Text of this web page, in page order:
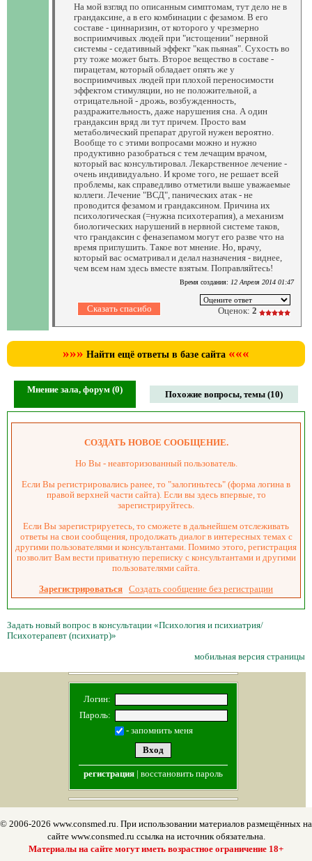
На мой взгляд по описанным симптомам, тут дело не в
грандаксине, а в его комбинации с фезамом. В его
составе - циннаризин, от которого у чрезмерно
восприимчивых людей при "истощении" нервной
системы - седативный эффект "как пьяная". Сухость во
рту тоже может быть. Второе вещество в составе -
пирацетам, который обладает опять же у
восприимчивых людей при плохой переносимости
эффектом стимуляции, но не положительной, а
отрицательной - дрожь, возбужденность,
раздражительность, даже нарушения сна. А один
грандаксин вряд ли тут причем. Просто вам
метаболический препарат другой нужен вероятно.
Вообще то с этими вопросами можно и нужно
продуктивно разобраться с тем лечащим врачом,
который вас консультировал. Лекарственное лечение -
очень индивидуально. И кроме того, не решает всей
проблемы, как справедливо отметили выше уважаемые
коллеги. Лечение "ВСД", панических атак - не
проводится фезамом и грандаксином. Причина их
психологическая (=нужна психотерапия), а механизм
биологических нарушений в нервной системе таков,
что грандаксин с феназепамом могут его разве что на
время приглушить. Такое вот мнение. Но, врачу,
который вас осматривал и делал назначения - виднее,
чем всем нам здесь вместе взятым. Поправляйтесь!
Время создания: 12 Апреля 2014 01:47
Оценок: 2
»»» Найти ещё ответы в базе сайта «««
Мнение зала, форум (0) Похожие вопросы, темы (10)
СОЗДАТЬ НОВОЕ СООБЩЕНИЕ.
Но Вы - неавторизованный пользователь.
Если Вы регистрировались ранее, то "залогиньтесь" (форма логина в
правой верхней части сайта). Если вы здесь впервые, то
зарегистрируйтесь.
Если Вы зарегистрируетесь, то сможете в дальнейшем отслеживать
ответы на свои сообщения, продолжать диалог в интересных темах с
другими пользователями и консультантами. Помимо этого, регистрация
позволит Вам вести приватную переписку с консультантами и другими
пользователями сайта.
Зарегистрироваться Создать сообщение без регистрации
Задать новый вопрос в консультации «Психология и психиатрия/
Психотерапевт (психиатр)»
мобильная версия страницы
Логин:
Пароль:
- запомнить меня
регистрация| восстановить пароль
© 2006-2026 www.consmed.ru. При использовании материалов размещённых на
сайте www.consmed.ru ссылка на источник обязательна.
Материалы на сайте могут иметь возрастное ограничение 18+